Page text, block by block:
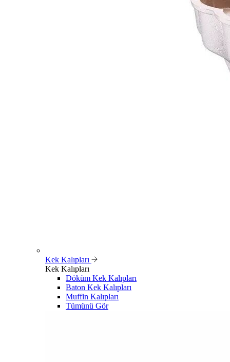
Kek Kalıpları
Kek Kalıpları
Döküm Kek Kalıpları
Baton Kek Kalıpları
Muffin Kalıpları
Tümünü Gör